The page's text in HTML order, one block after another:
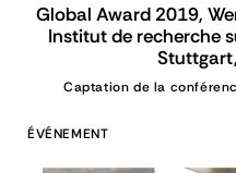
Global Award 2019,
Institut de recherche
Captation de la
ÉVÉNEMENT